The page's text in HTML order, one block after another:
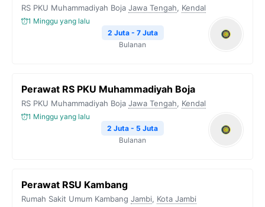
RS PKU Muhammadiyah Boja Jawa Tengah, Kendal
1 Minggu yang lalu
2 Juta - 7 Juta
Bulanan
Perawat RS PKU Muhammadiyah Boja
RS PKU Muhammadiyah Boja Jawa Tengah, Kendal
1 Minggu yang lalu
2 Juta - 5 Juta
Bulanan
Perawat RSU Kambang
Rumah Sakit Umum Kambang Jambi, Kota Jambi